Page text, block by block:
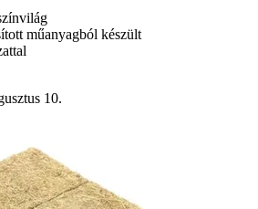
műanyagból készült
10.